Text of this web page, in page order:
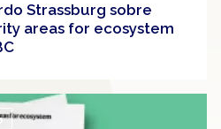
Strassburg sobre
areas for ecosystem